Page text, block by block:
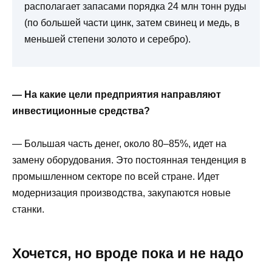
располагает запасами порядка 24 млн тонн руды
(по большей части цинк, затем свинец и медь, в
меньшей степени золото и серебро).
— На какие цели предприятия направляют
инвестиционные средства?
— Большая часть денег, около 80–85%, идет на
замену оборудования. Это постоянная тенденция в
промышленном секторе по всей стране. Идет
модернизация производства, закупаются новые
станки.
Хочется, но вроде пока и не надо